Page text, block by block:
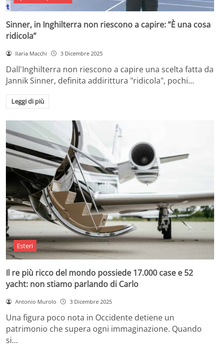
Sinner, in Inghilterra non riescono a capire: ”È una cosa
ridicola”
Ilaria Macchi 3 Dicembre 2025
Dall'Inghilterra non riescono a capire una scelta fatta da
Jannik Sinner, definita addirittura "ridicola", pochi…
Leggi di più
Esteri
Il re più ricco del mondo possiede 17.000 case e 52
yacht: non stiamo parlando di Carlo
Antonio Murolo 3 Dicembre 2025
Una figura poco nota in Occidente detiene un
patrimonio che supera ogni immaginazione. Quando
si…